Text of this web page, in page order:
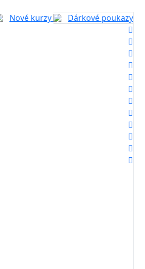
Nové kurzy
Dárkové poukazy